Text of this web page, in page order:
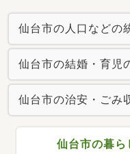
仙台市の人口などの
仙台市の結婚・育児
仙台市の治安・ごみ
仙台市の暮ら